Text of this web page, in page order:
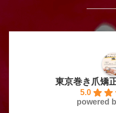
東京巻き爪矯
5.0
powered